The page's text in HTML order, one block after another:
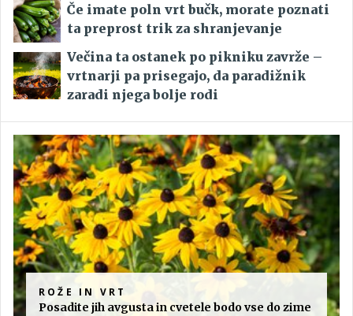
Če imate poln vrt bučk, morate poznati
ta preprost trik za shranjevanje
Večina ta ostanek po pikniku zavrže –
vrtnarji pa prisegajo, da paradižnik
zaradi njega bolje rodi
ROŽE IN VRT
Posadite jih avgusta in cvetele bodo vse do zime